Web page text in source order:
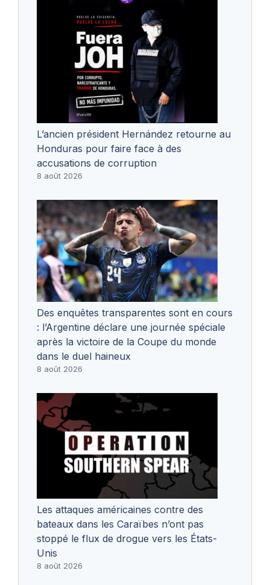
L’ancien président Hernández retourne au
Honduras pour faire face à des
accusations de corruption
8 août 2026
Des enquêtes transparentes sont en cours
: l’Argentine déclare une journée spéciale
après la victoire de la Coupe du monde
dans le duel haineux
8 août 2026
Les attaques américaines contre des
bateaux dans les Caraïbes n’ont pas
stoppé le flux de drogue vers les États-
Unis
8 août 2026